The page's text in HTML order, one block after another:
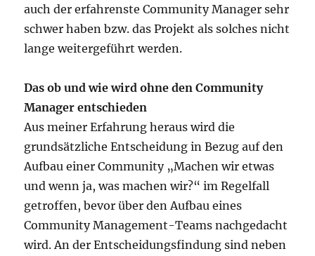
auch der erfahrenste Community Manager sehr
schwer haben bzw. das Projekt als solches nicht
lange weitergeführt werden.
Das ob und wie wird ohne den Community
Manager entschieden
Aus meiner Erfahrung heraus wird die
grundsätzliche Entscheidung in Bezug auf den
Aufbau einer Community „Machen wir etwas
und wenn ja, was machen wir?“ im Regelfall
getroffen, bevor über den Aufbau eines
Community Management-Teams nachgedacht
wird. An der Entscheidungsfindung sind neben